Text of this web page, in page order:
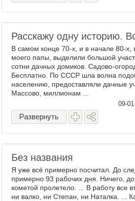
Расскажу одну историю.
В самом конце 70-х, и в начале 80-х,
моего папы, выделили большой
сотни дачных домиков. Садово-
Бесплатно. По СССР шла волна
населению, предоставляли дачные
Массово, миллионам ...
09-
Развернуть
Без названия
Я уже всё примерно посчитал. До
примерно 93 рабочих дня. Ничего,
кометой пролетело. ... В работу все
ни валко, ни Степан, ни Наталка. ...